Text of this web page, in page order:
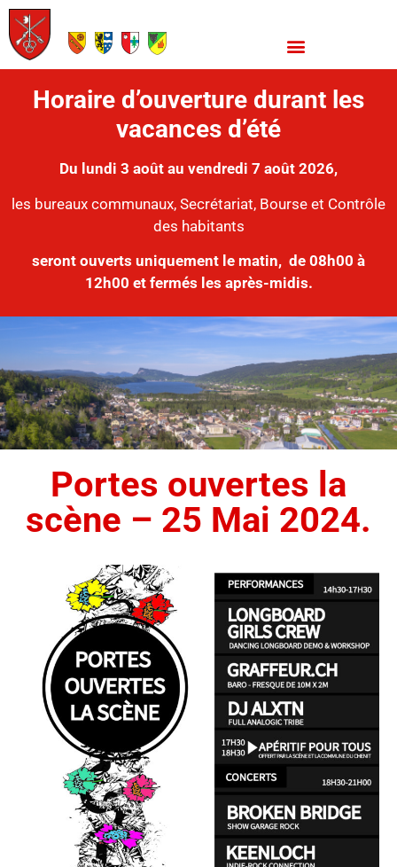
Horaire d’ouverture durant les
vacances d’été
Du lundi 3 août au vendredi 7 août 2026,
les bureaux communaux, Secrétariat, Bourse et Contrôle
des habitants
seront ouverts uniquement le matin, de 08h00 à
12h00 et fermés les après-midis.
Portes ouvertes la
scène – 25 Mai 2024.